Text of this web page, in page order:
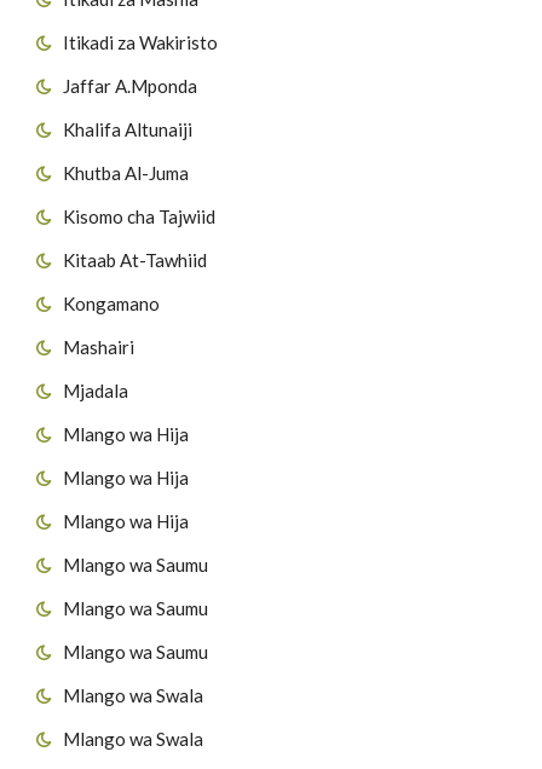
Itikadi za Wakiristo
Jaffar A.Mponda
Khalifa Altunaiji
Khutba Al-Juma
Kisomo cha Tajwiid
Kitaab At-Tawhiid
Kongamano
Mashairi
Mjadala
Mlango wa Hija
Mlango wa Hija
Mlango wa Hija
Mlango wa Saumu
Mlango wa Saumu
Mlango wa Saumu
Mlango wa Swala
Mlango wa Swala